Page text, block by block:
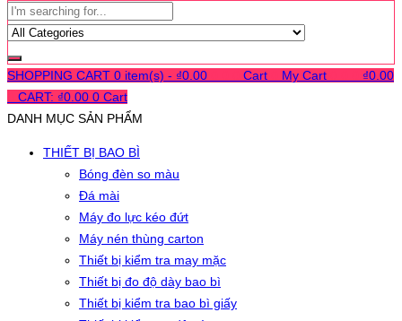
SHOPPING CART 0 item(s) - ₫0.00 Cart My Cart ₫0.00
CART: ₫0.00 0 Cart
DANH MỤC SẢN PHẨM
THIẾT BỊ BAO BÌ
Bóng đèn so màu
Đá mài
Máy đo lực kéo đứt
Máy nén thùng carton
Thiết bị kiểm tra may mặc
Thiết bị đo độ dày bao bì
Thiết bị kiểm tra bao bì giấy